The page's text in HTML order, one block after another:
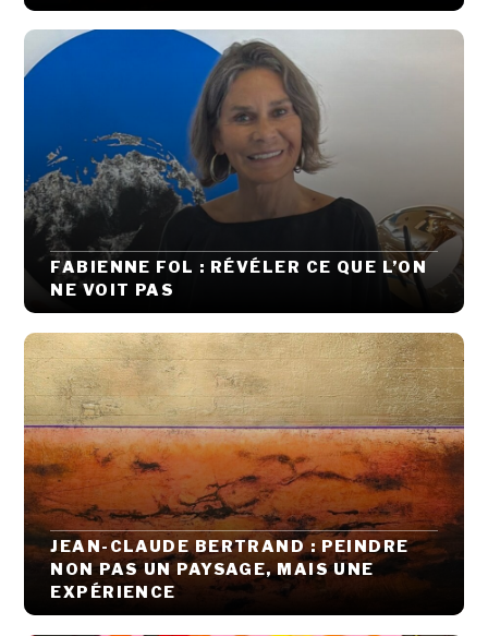
FABIENNE FOL : RÉVÉLER CE QUE L’ON
NE VOIT PAS
JEAN-CLAUDE BERTRAND : PEINDRE
NON PAS UN PAYSAGE, MAIS UNE
EXPÉRIENCE